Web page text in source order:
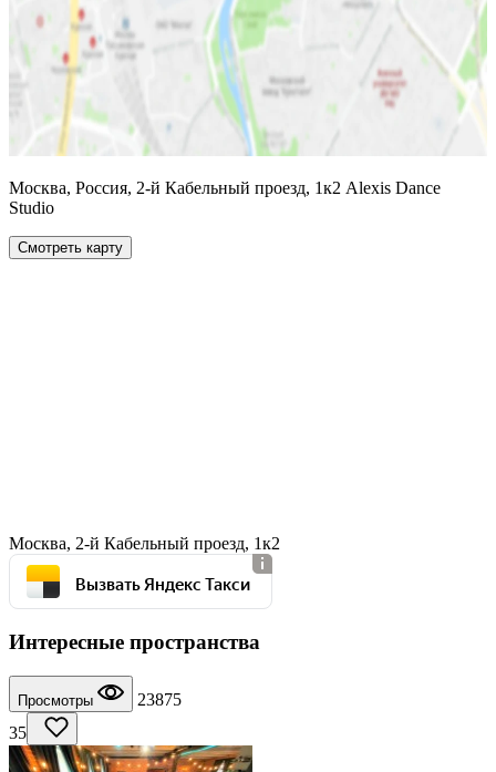
Москва, Россия, 2-й Кабельный проезд, 1к2 Alexis Dance
Studio
Смотреть карту
Москва, 2-й Кабельный проезд, 1к2
Вызвать Яндекс Такси
Интересные пространства
Просмотры
23875
35